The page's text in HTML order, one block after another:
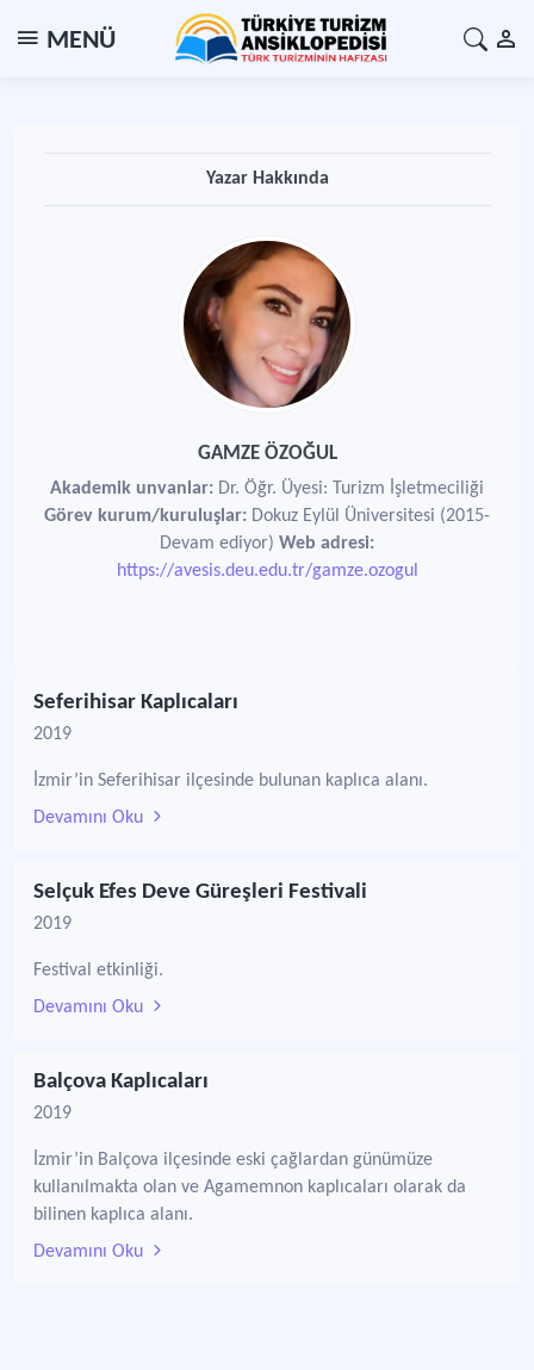
MENÜ
Yazar Hakkında
GAMZE ÖZOĞUL
Akademik unvanlar: Dr. Öğr. Üyesi: Turizm İşletmeciliği
Görev kurum/kuruluşlar: Dokuz Eylül Üniversitesi (2015-
Devam ediyor) Web adresi:
https://avesis.deu.edu.tr/gamze.ozogul
Seferihisar Kaplıcaları
2019
İzmir’in Seferihisar ilçesinde bulunan kaplıca alanı.
Devamını Oku
Selçuk Efes Deve Güreşleri Festivali
2019
Festival etkinliği.
Devamını Oku
Balçova Kaplıcaları
2019
İzmir’in Balçova ilçesinde eski çağlardan günümüze
kullanılmakta olan ve Agamemnon kaplıcaları olarak da
bilinen kaplıca alanı.
Devamını Oku